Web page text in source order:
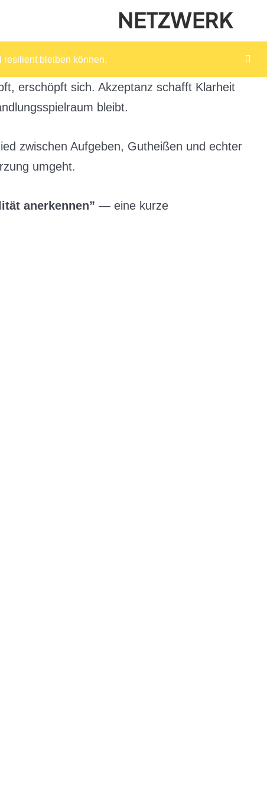
resilient bleiben können.
erschöpft sich. Akzeptanz schafft Klarheit
bleibt.
zwischen Aufgeben, Gutheißen und echter
umgeht.
anerkennen” — eine kurze